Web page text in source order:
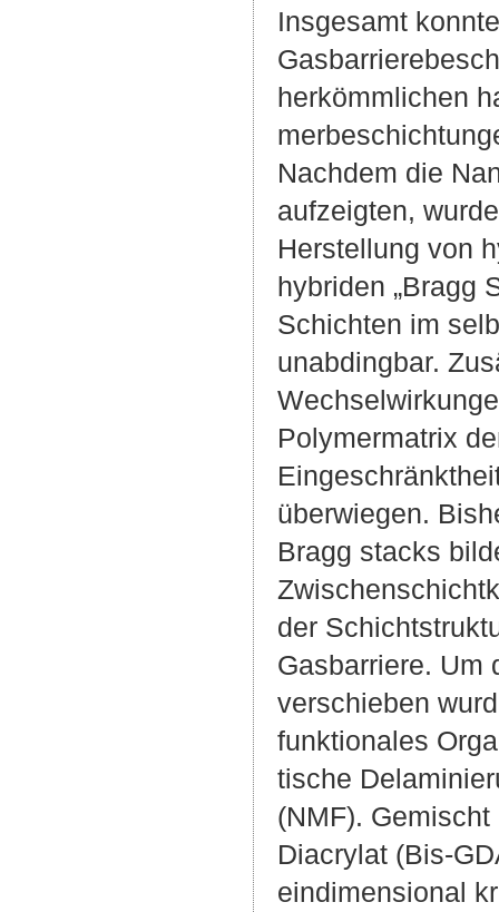
Insgesamt
herkömmlichen
Nachdem die
aufzeigten,
Herstellung von
hybriden „Bragg
Schichten im
unabdingbar.
Polymermatrix
überwiegen.
Bragg stacks
der
Gasbarriere. Um
verschieben
funktionales
tische
(NMF).
Diacrylat (Bis-
eindimensional